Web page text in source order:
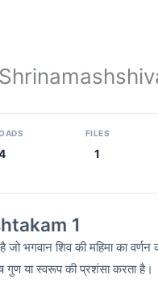
FILES
1
1
भगवान शिव की महिमा का वर्णन
या स्वरूप की प्रशंसा करता है।